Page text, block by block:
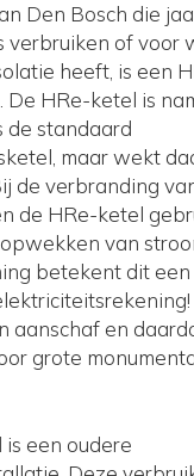
Den Bosch die
verbruiken of voor
heeft, is een
De HRe-ketel is
de standaard
maar wekt
de verbranding
de HRe-ketel
van
betekent dit
aanschaf en
grote
een oudere